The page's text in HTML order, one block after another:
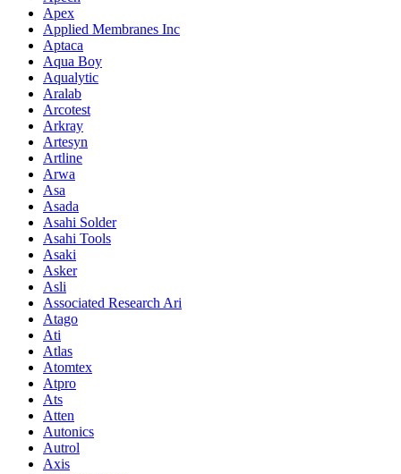
Apex
Applied Membranes Inc
Aptaca
Aqua Boy
Aqualytic
Aralab
Arcotest
Arkray
Artesyn
Artline
Arwa
Asa
Asada
Asahi Solder
Asahi Tools
Asaki
Asker
Asli
Associated Research Ari
Atago
Ati
Atlas
Atomtex
Atpro
Ats
Atten
Autonics
Autrol
Axis